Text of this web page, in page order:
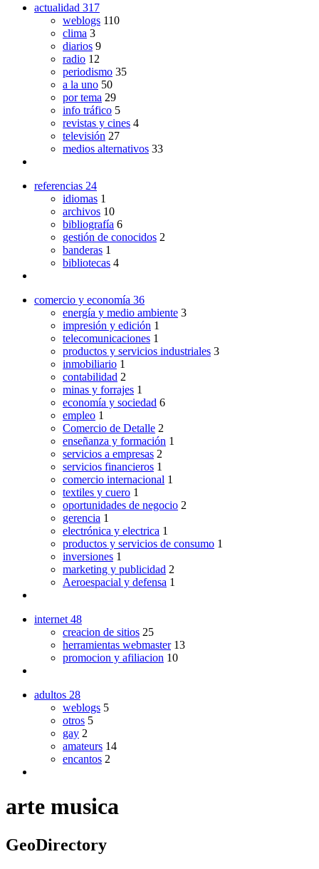
actualidad 317
weblogs 110
clima 3
diarios 9
radio 12
periodismo 35
a la uno 50
por tema 29
info tráfico 5
revistas y cines 4
televisión 27
medios alternativos 33
referencias 24
idiomas 1
archivos 10
bibliografía 6
gestión de conocidos 2
banderas 1
bibliotecas 4
comercio y economía 36
energía y medio ambiente 3
impresión y edición 1
telecomunicaciones 1
productos y servicios industriales 3
inmobiliario 1
contabilidad 2
minas y forrajes 1
economía y sociedad 6
empleo 1
Comercio de Detalle 2
enseñanza y formación 1
servicios a empresas 2
servicios financieros 1
comercio internacional 1
textiles y cuero 1
oportunidades de negocio 2
gerencia 1
electrónica y electrica 1
productos y servicios de consumo 1
inversiones 1
marketing y publicidad 2
Aeroespacial y defensa 1
internet 48
creacion de sitios 25
herramientas webmaster 13
promocion y afiliacion 10
adultos 28
weblogs 5
otros 5
gay 2
amateurs 14
encantos 2
arte musica
GeoDirectory